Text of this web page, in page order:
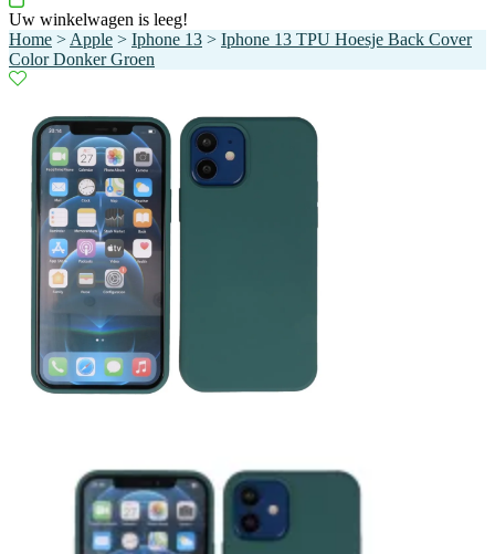
Uw winkelwagen is leeg!
Home > Apple > Iphone 13 > Iphone 13 TPU Hoesje Back Cover
Color Donker Groen